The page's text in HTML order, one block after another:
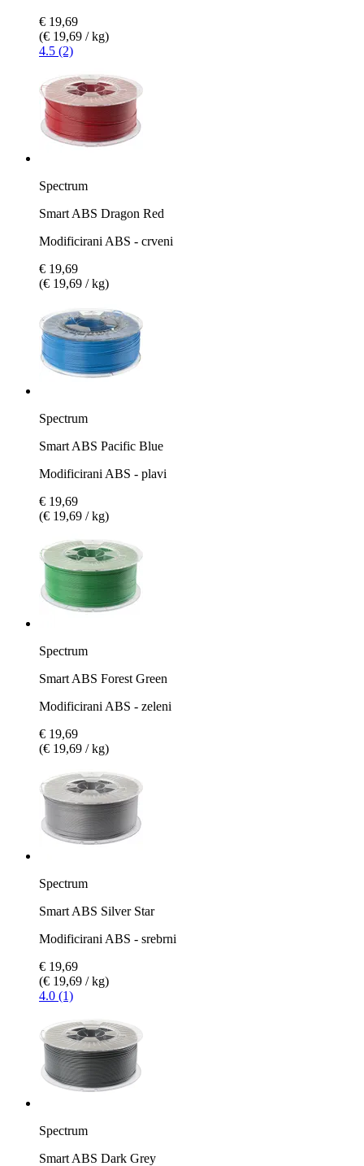
€ 19,69
(€ 19,69 / kg)
4.5 (2)
Spectrum
Smart ABS Dragon Red
Modificirani ABS - crveni
€ 19,69
(€ 19,69 / kg)
Spectrum
Smart ABS Pacific Blue
Modificirani ABS - plavi
€ 19,69
(€ 19,69 / kg)
Spectrum
Smart ABS Forest Green
Modificirani ABS - zeleni
€ 19,69
(€ 19,69 / kg)
Spectrum
Smart ABS Silver Star
Modificirani ABS - srebrni
€ 19,69
(€ 19,69 / kg)
4.0 (1)
Spectrum
Smart ABS Dark Grey